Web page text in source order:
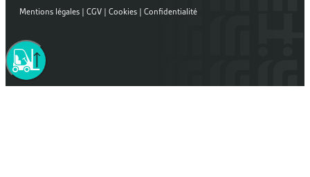
Mentions légales | CGV | Cookies | Confidentialité